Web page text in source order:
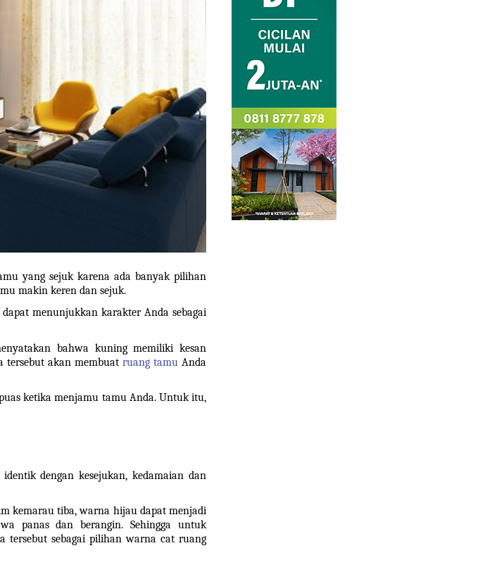
yang sejuk karena ada banyak pilihan
makin keren dan sejuk.
menunjukkan karakter Anda sebagai
bahwa kuning memiliki kesan
tersebut akan membuat ruang tamu Anda
ketika menjamu tamu Anda. Untuk itu,
dengan kesejukan, kedamaian dan
kemarau tiba, warna hijau dapat menjadi
panas dan berangin. Sehingga untuk
tersebut sebagai pilihan warna cat ruang